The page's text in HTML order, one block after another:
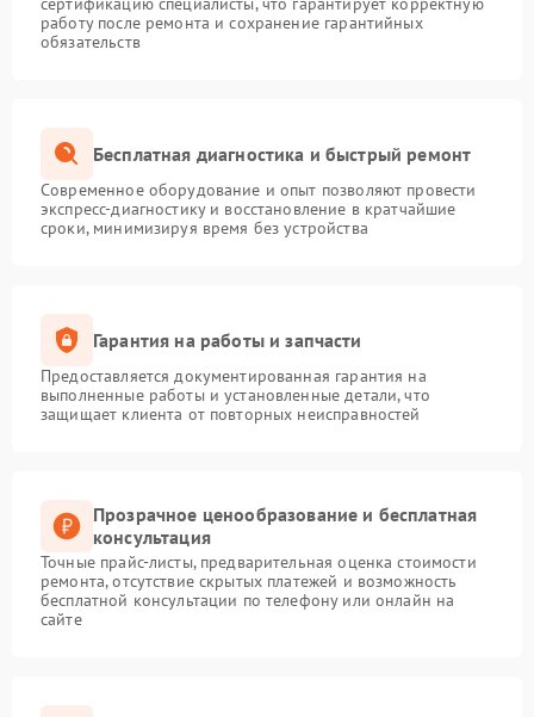
работу после ремонта и сохранение гарантийных
обязательств
Бесплатная диагностика и быстрый ремонт
Современное оборудование и опыт позволяют провести
экспресс-диагностику и восстановление в кратчайшие
сроки, минимизируя время без устройства
Гарантия на работы и запчасти
Предоставляется документированная гарантия на
выполненные работы и установленные детали, что
защищает клиента от повторных неисправностей
Прозрачное ценообразование и бесплатная
консультация
Точные прайс-листы, предварительная оценка стоимости
ремонта, отсутствие скрытых платежей и возможность
бесплатной консультации по телефону или онлайн на
сайте